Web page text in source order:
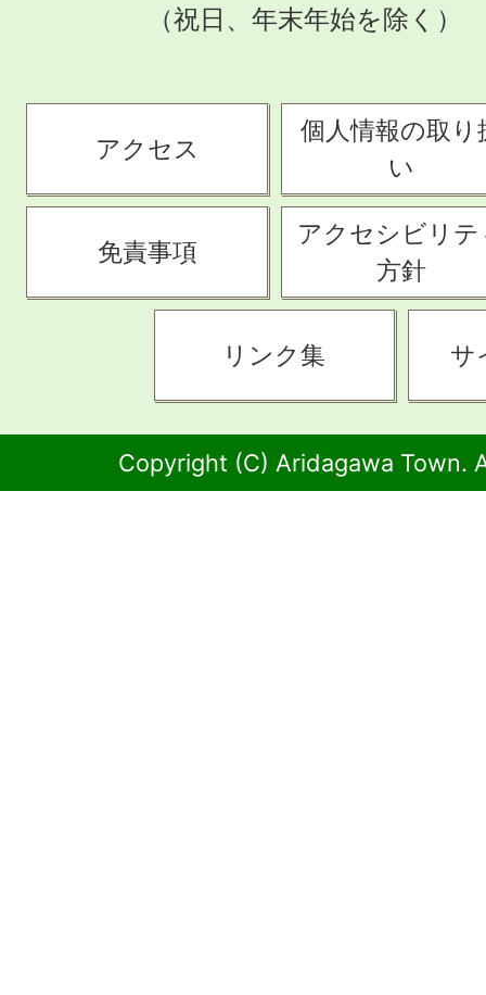
（祝日、年末年始を除く）
アクセス
個人情報の取り
い
免責事項
アクセシビリテ
方針
リンク集 サ
Copyright (C) Aridagawa Town.